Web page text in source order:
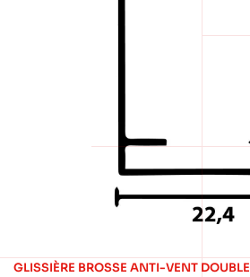
GLISSIÈRE BROSSE ANTI-VENT DOUBLE